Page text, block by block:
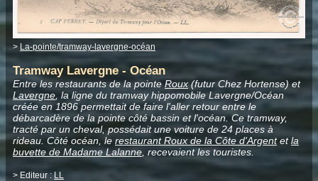
> La-pointe/tramway-lavergne-océan
Tramway Lavergne - Océan
Entre les restaurants de la pointe Roux(futur Chez Hortense) et
Lavergne , la ligne du tramway hippomobile Lavergne/Océan
créée en 1896 permettait de faire l'aller retour entre le
débarcadère de la pointe côté bassin et l'océan. Ce tramway,
tracté par un cheval, possédait une voiture de 24 places à
rideau. Côté océan, le restaurant Roux de la Côte d'Argentetla
buvette de Madame Lalanne , recevaient les touristes.
> Editeur :LL